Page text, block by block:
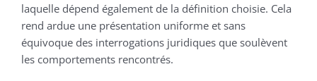
laquelle dépend également de la définition choisie. Cela
rend ardue une présentation uniforme et sans
équivoque des interrogations juridiques que soulèvent
les comportements rencontrés.